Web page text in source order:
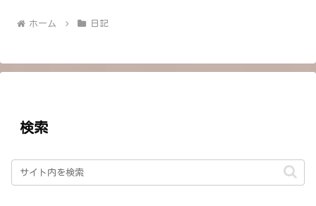
ホーム 日記
検索